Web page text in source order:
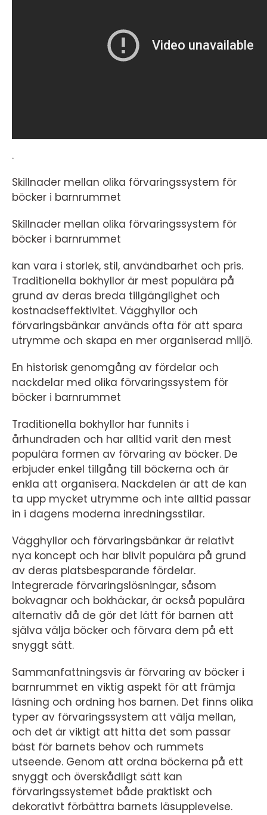
.
Skillnader mellan olika förvaringssystem för
böcker i barnrummet
Skillnader mellan olika förvaringssystem för
böcker i barnrummet
kan vara i storlek, stil, användbarhet och pris.
Traditionella bokhyllor är mest populära på
grund av deras breda tillgänglighet och
kostnadseffektivitet. Vägghyllor och
förvaringsbänkar används ofta för att spara
utrymme och skapa en mer organiserad miljö.
En historisk genomgång av fördelar och
nackdelar med olika förvaringssystem för
böcker i barnrummet
Traditionella bokhyllor har funnits i
århundraden och har alltid varit den mest
populära formen av förvaring av böcker. De
erbjuder enkel tillgång till böckerna och är
enkla att organisera. Nackdelen är att de kan
ta upp mycket utrymme och inte alltid passar
in i dagens moderna inredningsstilar.
Vägghyllor och förvaringsbänkar är relativt
nya koncept och har blivit populära på grund
av deras platsbesparande fördelar.
Integrerade förvaringslösningar, såsom
bokvagnar och bokhäckar, är också populära
alternativ då de gör det lätt för barnen att
själva välja böcker och förvara dem på ett
snyggt sätt.
Sammanfattningsvis är förvaring av böcker i
barnrummet en viktig aspekt för att främja
läsning och ordning hos barnen. Det finns olika
typer av förvaringssystem att välja mellan,
och det är viktigt att hitta det som passar
bäst för barnets behov och rummets
utseende. Genom att ordna böckerna på ett
snyggt och överskådligt sätt kan
förvaringssystemet både praktiskt och
dekorativt förbättra barnets läsupplevelse.